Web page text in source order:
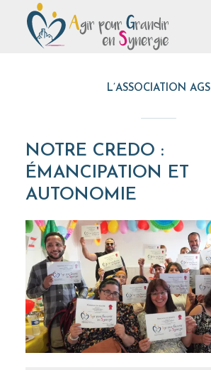
L’ASSOCIATION AGS
NOTRE CREDO :
ÉMANCIPATION ET
AUTONOMIE